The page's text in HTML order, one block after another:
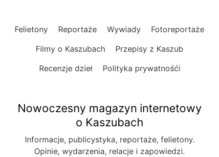
Felietony Reportaże Wywiady
Fotoreportaże
Filmy o Kaszubach
Przepisy z Kaszub
Recenzje dzieł
Polityka prywatnośći
Nowoczesny magazyn internetowy
o Kaszubach
Informacje, publicystyka, reportaże, felietony.
Opinie, wydarzenia, relacje i zapowiedzi.